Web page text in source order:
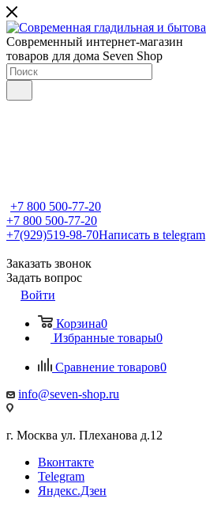
Современный интернет-магазин
товаров для дома Seven Shop
+7 800 500-77-20
+7 800 500-77-20
+7(929)519-98-70Написать в telegram
Заказать звонок
Задать вопрос
Войти
Корзина0
Избранные товары0
Сравнение товаров0
info@seven-shop.ru
г. Москва ул. Плеханова д.12
Вконтакте
Telegram
Яндекс.Дзен